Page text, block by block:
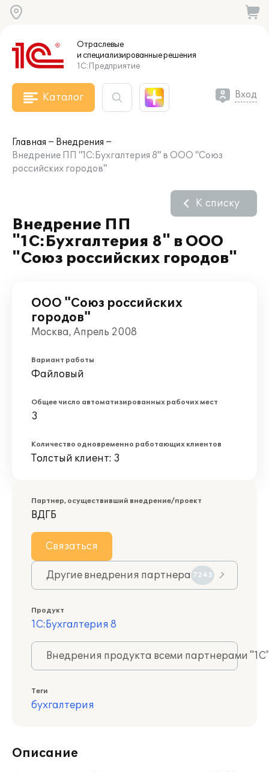
Отраслевые
и специализированныерешения
1С:Предприятие
Каталог Вход
Главная
Внедрения
Внедрение ПП "1С:Бухгалтерия 8" в ООО "Союз
российских городов"
Внедрение ПП
"1С:Бухгалтерия 8" в ООО
"Союз российских городов"
К списку
ООО "Союз российских
городов"
Москва, Апрель 2008
Вариант работы
Файловый
Общее число автоматизированных рабочих мест
3
Количество одновременно работающих клиентов
Толстый клиент: 3
Партнер, осуществивший внедрение/проект
ВДГБ
Связаться
Другие внедрения партнера 7243
Продукт
1С:Бухгалтерия 8
Внедрения продукта всеми партнерами
Теги
бухгалтерия
Описание